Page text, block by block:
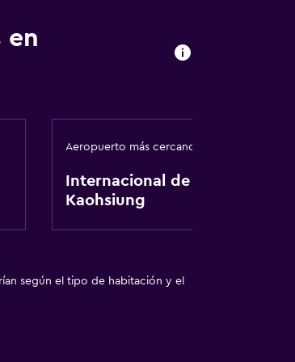
en
Aeropuerto más cercano
Internacional de
Kaohsiung
según el tipo de habitación y el